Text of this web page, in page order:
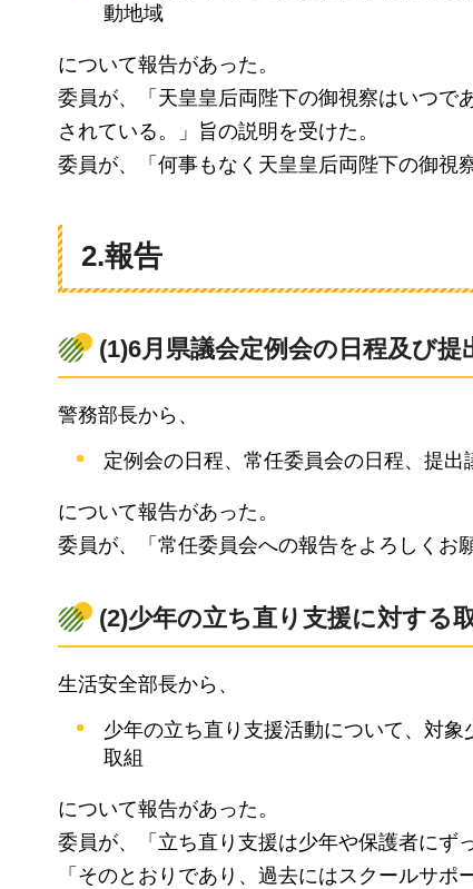
動地域
について報告があった。
委員が、「天皇皇后両陛下の御視察はいつで
されている。」旨の説明を受けた。
委員が、「何事もなく天皇皇后両陛下の御視
2.報告
(1)6月県議会定例会の日程及び提
警務部長から、
定例会の日程、常任委員会の日程、提
について報告があった。
委員が、「常任委員会への報告をよろしくお
(2)少年の立ち直り支援に対する
生活安全部長から、
少年の立ち直り支援活動について、対
取組
について報告があった。
委員が、「立ち直り支援は少年や保護者にず
「そのとおりであり、過去にはスクールサ